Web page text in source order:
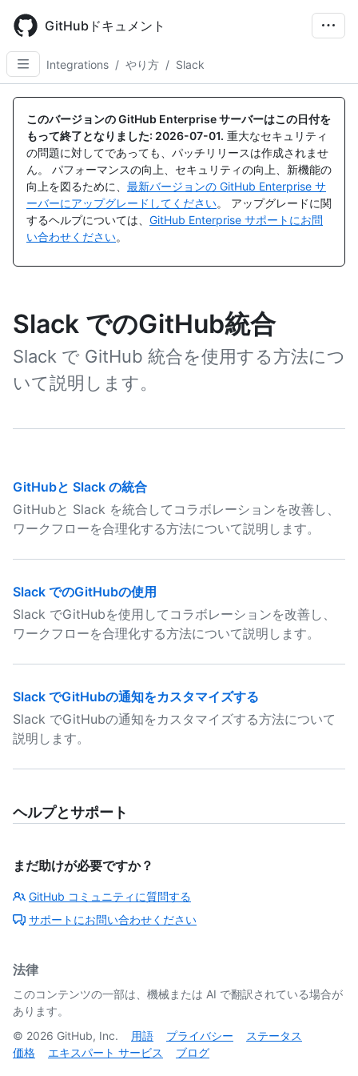
main
content
GitHubドキュメント
Integrations / やり方 / Slack
このバージョンの GitHub Enterprise サーバーはこの日付を
もって終了となりました: 2026-07-01. 重大なセキュリティ
の問題に対してであっても、パッチリリースは作成されませ
ん。 パフォーマンスの向上、セキュリティの向上、新機能の
向上を図るために、 最新バージョンの GitHub Enterprise サ
ーバーにアップグレードしてください。 アップグレードに関
するヘルプについては、 GitHub Enterprise サポートにお問
い合わせください。
Slack でのGitHub統合
Slack で GitHub 統合を使用する方法につ
いて説明します。
GitHubと Slack の統合
GitHubと Slack を統合してコラボレーションを改善し、
ワークフローを合理化する方法について説明します。
Slack でのGitHubの使用
Slack でGitHubを使用してコラボレーションを改善し、
ワークフローを合理化する方法について説明します。
Slack でGitHubの通知をカスタマイズする
Slack でGitHubの通知をカスタマイズする方法について
説明します。
ヘルプとサポート
まだ助けが必要ですか？
GitHub コミュニティに質問する
サポートにお問い合わせください
法律
このコンテンツの一部は、機械または AI で翻訳されている場合が
あります。
© 2026 GitHub, Inc. 用語 プライバシー
ステータス
価格
エキスパート サービス ブログ